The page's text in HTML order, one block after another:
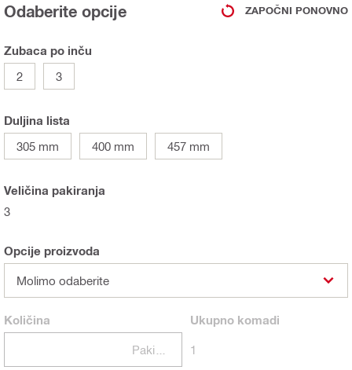
Odaberite opcije ZAPOČNI PONOVNO
Zubaca po inču
2
3
Duljina lista
305 mm
400 mm 457 mm
Veličina pakiranja
3
Opcije proizvoda
Molimo odaberite
Količina Ukupnokomadi
1